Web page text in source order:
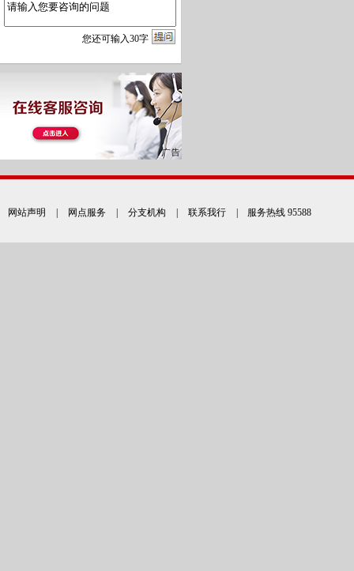
您还可输入30字
网站声明 网点服务 分支机构 联系我行 | 服务热线 95588